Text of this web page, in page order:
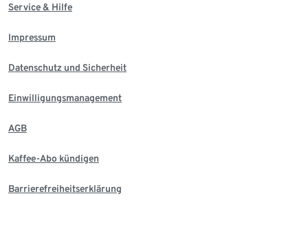
Service & Hilfe
Impressum
Datenschutz und Sicherheit
Einwilligungsmanagement
AGB
Kaffee-Abo kündigen
Barrierefreiheitserklärung